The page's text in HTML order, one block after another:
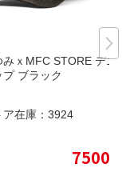
みｘMFC STORE デニ
プ ブラック
在庫： 3924
7500